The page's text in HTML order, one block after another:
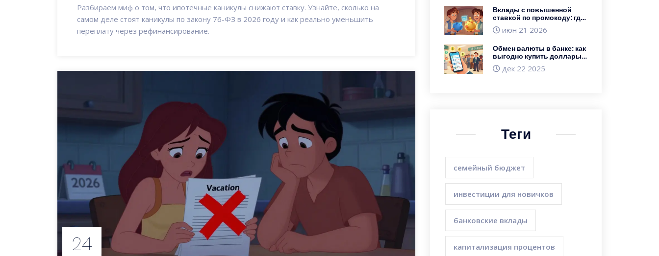
Разбираем миф о том, что ипотечные каникулы снижают ставку. Узнайте, сколько на
самом деле стоят каникулы по закону 76-ФЗ в 2026 году и как реально уменьшить
переплату через рефинансирование.
24
Вклады с повышенной
ставкой по промокоду: где
искать и как оформить в
2026 году
июн 21 2026
Обмен валюты в банке: как
выгодно купить доллары и
евро в 2025 году
дек 22 2025
Теги
семейный бюджет
инвестиции для новичков
банковские вклады
капитализация процентов